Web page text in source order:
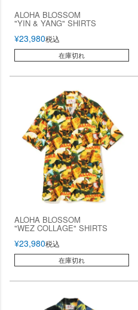
ALOHA BLOSSOM
"YIN & YANG" SHIRTS
¥23,980税込
在庫切れ
ALOHA BLOSSOM
"WEZ COLLAGE" SHIRTS
¥23,980税込
在庫切れ